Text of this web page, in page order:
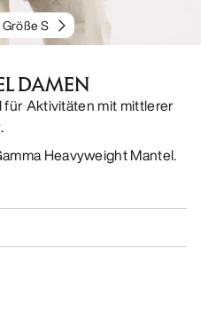
S
DAMEN
Aktivitäten mit mittlerer
Heavyweight Mantel.